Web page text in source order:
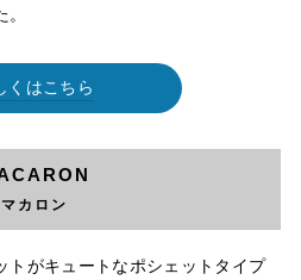
くはこちら
マカロン
トがキュートなポシェットタイプ